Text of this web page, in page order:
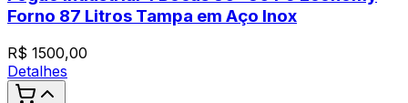
Forno 87 Litros Tampa em Aço Inox
R$ 1500,00
Detalhes